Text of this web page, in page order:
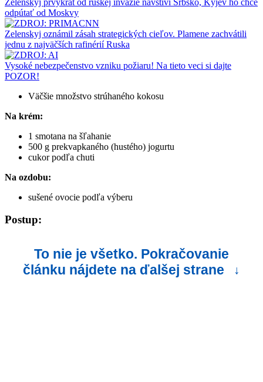
odpútať od Moskvy
Zelenskyj oznámil zásah strategických cieľov. Plamene zachvátili
jednu z najväčších rafinérií Ruska
Vysoké nebezpečenstvo vzniku požiaru! Na tieto veci si dajte
POZOR!
Väčšie množstvo strúhaného kokosu
Na krém:
1 smotana na šľahanie
500 g prekvapkaného (hustého) jogurtu
cukor podľa chuti
Na ozdobu:
sušené ovocie podľa výberu
Postup:
To nie je všetko. Pokračovanie
článku nájdete na ďalšej strane
↓